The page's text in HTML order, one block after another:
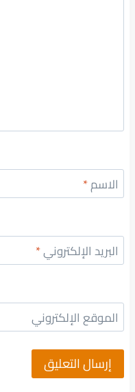
الاسم*
البريد الإلكتروني*
الموقع الإلكتروني